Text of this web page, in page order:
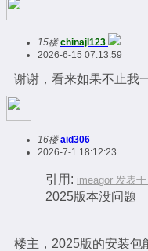
15楼 chinajl123
2026-6-15 07:13:59
谢谢，看来如果不止我
16楼 aid306
2026-7-1 18:12:23
引用: imeagor 发表
2025版本没问题
楼主，2025版的安装包